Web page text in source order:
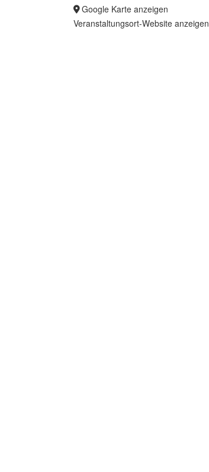
Google Karte anzeigen
Veranstaltungsort-Website anzeigen